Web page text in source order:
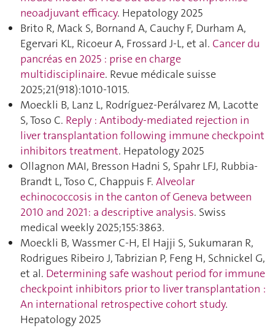
neoadjuvant efficacy. Hepatology 2025
Brito R, Mack S, Bornand A, Cauchy F, Durham A,
Egervari KL, Ricoeur A, Frossard J-L, et al. Cancer du
pancréas en 2025 : prise en charge
multidisciplinaire. Revue médicale suisse
2025;21(918):1010‑1015.
Moeckli B, Lanz L, Rodríguez-Perálvarez M, Lacotte
S, Toso C. Reply : Antibody-mediated rejection in
liver transplantation following immune checkpoint
inhibitors treatment. Hepatology 2025
Ollagnon MAI, Bresson Hadni S, Spahr LFJ, Rubbia-
Brandt L, Toso C, Chappuis F. Alveolar
echinococcosis in the canton of Geneva between
2010 and 2021: a descriptive analysis. Swiss
medical weekly 2025;155:3863.
Moeckli B, Wassmer C-H, El Hajji S, Sukumaran R,
Rodrigues Ribeiro J, Tabrizian P, Feng H, Schnickel G,
et al. Determining safe washout period for immune
checkpoint inhibitors prior to liver transplantation :
An international retrospective cohort study.
Hepatology 2025